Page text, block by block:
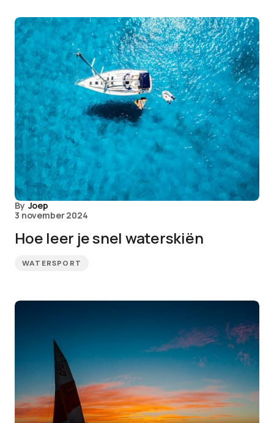
By Joep
3 november 2024
Hoe leer je snel waterskiën
WATERSPORT